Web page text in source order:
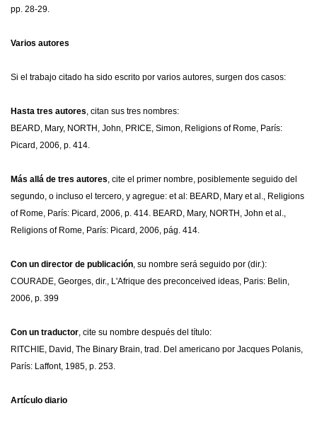
pp. 28-29.
Varios autores
Si el trabajo citado ha sido escrito por varios autores, surgen dos casos:
Hasta tres autores, citan sus tres nombres:
BEARD, Mary, NORTH, John, PRICE, Simon, Religions of Rome, París:
Picard, 2006, p. 414.
Más allá de tres autores, cite el primer nombre, posiblemente seguido del
segundo, o incluso el tercero, y agregue: et al: BEARD, Mary et al., Religions
of Rome, París: Picard, 2006, p. 414. BEARD, Mary, NORTH, John et al.,
Religions of Rome, París: Picard, 2006, pág. 414.
Con un director de publicación, su nombre será seguido por (dir.):
COURADE, Georges, dir., L'Afrique des preconceived ideas, Paris: Belin,
2006, p. 399
Con un traductor, cite su nombre después del título:
RITCHIE, David, The Binary Brain, trad. Del americano por Jacques Polanis,
París: Laffont, 1985, p. 253.
Artículo diario